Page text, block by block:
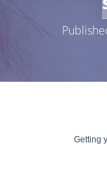
Getting